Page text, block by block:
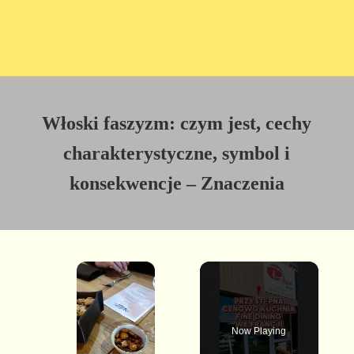
Włoski faszyzm: czym jest, cechy
charakterystyczne, symbol i
konsekwencje – Znaczenia
×
Now Playing